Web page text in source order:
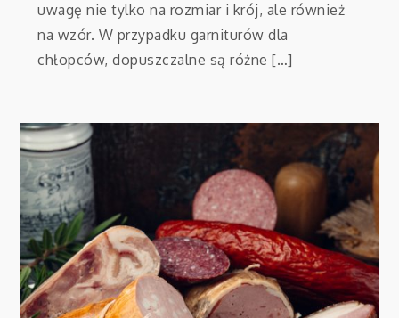
uwagę nie tylko na rozmiar i krój, ale również
na wzór. W przypadku garniturów dla
chłopców, dopuszczalne są różne […]